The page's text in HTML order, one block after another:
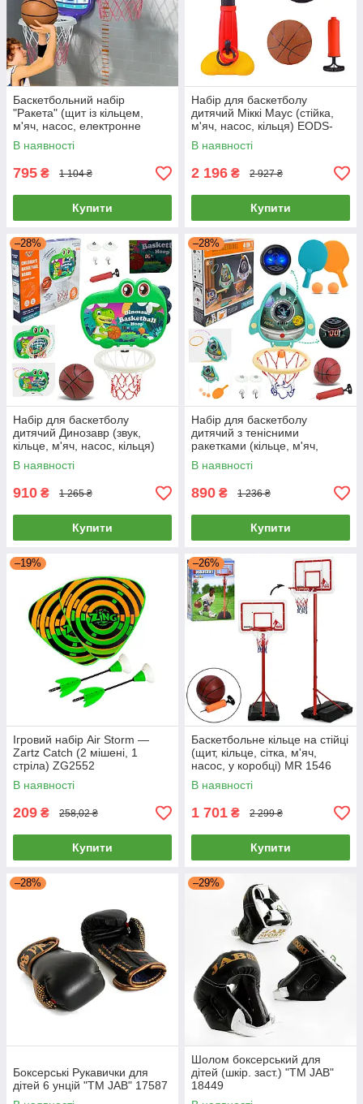
Баскетбольний набір
"Ракета" (щит із кільцем,
м'яч, насос, електронне
табло, звук, у коробці) 777-
408A
В наявності
795 ₴ 1 104 ₴
Купити
Набір для баскетболу
дитячий Міккі Маус (стійка,
м'яч, насос, кільця) EODS-
L1801
В наявності
2 196 ₴ 2 927 ₴
Купити
–28%
Набір для баскетболу
дитячий Динозавр (звук,
кільце, м'яч, насос, кільця)
777-407A
В наявності
910 ₴ 1 265 ₴
Купити
–28%
Набір для баскетболу
дитячий з тенісними
ракетками (кільце, м'яч,
насос, кільця, ракетки) 777-
540A
В наявності
890 ₴ 1 236 ₴
Купити
–19%
Ігровий набір Air Storm —
Zartz Catch (2 мішені, 1
стріла) ZG2552
В наявності
209 ₴ 258,02 ₴
Купити
–26%
Баскетбольне кільце на стійці
(щит, кільце, сітка, м'яч,
насос, у коробці) MR 1546
В наявності
1 701 ₴ 2 299 ₴
Купити
–28%
Боксерські Рукавички для
дітей 6 унцій "ТМ JAB" 17587
–29%
Шолом боксерський для
дітей (шкір. заст.) "ТМ JAB"
18449